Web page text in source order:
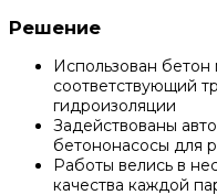
Решение
Использован бетон
соответствующий
гидроизоляции
Задействованы
бетононасосы для
Работы велись в
качества каждой